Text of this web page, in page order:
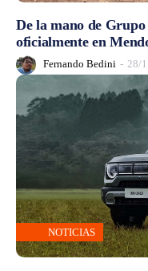
De la mano de
oficialmente en
Fernando Bedini - 28/
NOTICIAS